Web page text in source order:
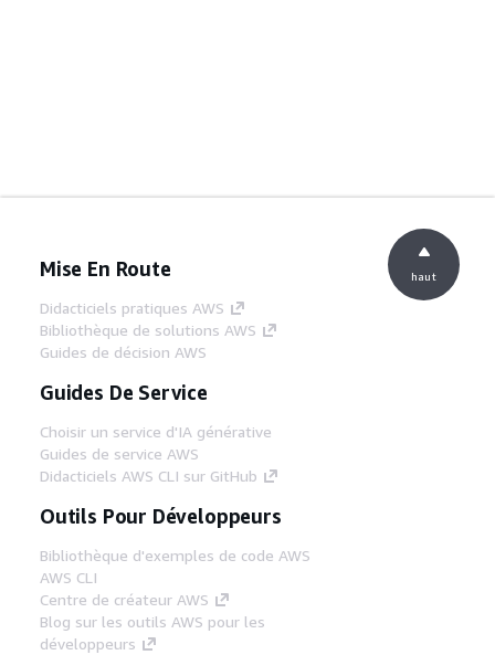
Mise En Route
Didacticiels pratiques AWS
Bibliothèque de solutions AWS
Guides de décision AWS
Guides De Service
Choisir un service d'IA générative
Guides de service AWS
Didacticiels AWS CLI sur GitHub
Outils Pour Développeurs
Bibliothèque d'exemples de code AWS
AWS CLI
Centre de créateur AWS
Blog sur les outils AWS pour les
développeurs
haut